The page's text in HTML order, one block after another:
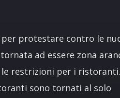
protestare contro le
ad essere zona
restrizioni per i
sono tornati al solo